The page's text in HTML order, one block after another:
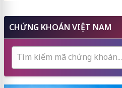
CHỨNG KHOÁN VIỆT NAM
Tìm kiếm mã chứng khoán...